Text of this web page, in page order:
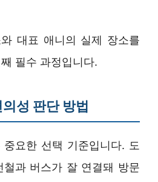
대표 애니의 실제 장소를
필수 과정입니다.
성 판단 방법
중요한 선택 기준입니다. 도
과 버스가 잘 연결돼 방문